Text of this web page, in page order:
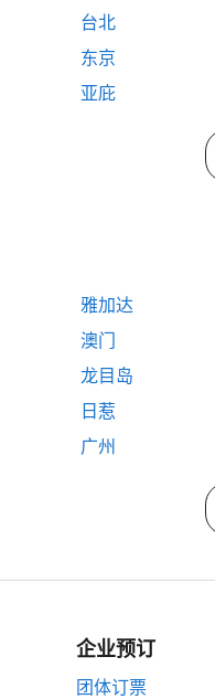
台北
东京
亚庇
雅加达
澳门
龙目岛
日惹
广州
企业预订
团体订票